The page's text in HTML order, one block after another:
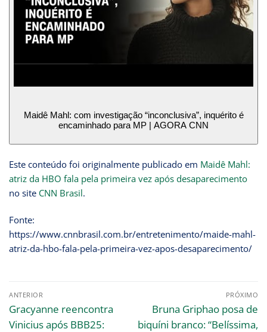
Maidê Mahl: com investigação “inconclusiva”, inquérito é
encaminhado para MP | AGORA CNN
Este conteúdo foi originalmente publicado em Maidê Mahl:
atriz da HBO fala pela primeira vez após desaparecimento
no site CNN Brasil.
Fonte:
https://www.cnnbrasil.com.br/entretenimento/maide-mahl-
atriz-da-hbo-fala-pela-primeira-vez-apos-desaparecimento/
ANTERIOR
Gracyanne reencontra
Vinicius após BBB25:
PRÓXIMO
Bruna Griphao posa de
biquíni branco: “Belíssima,